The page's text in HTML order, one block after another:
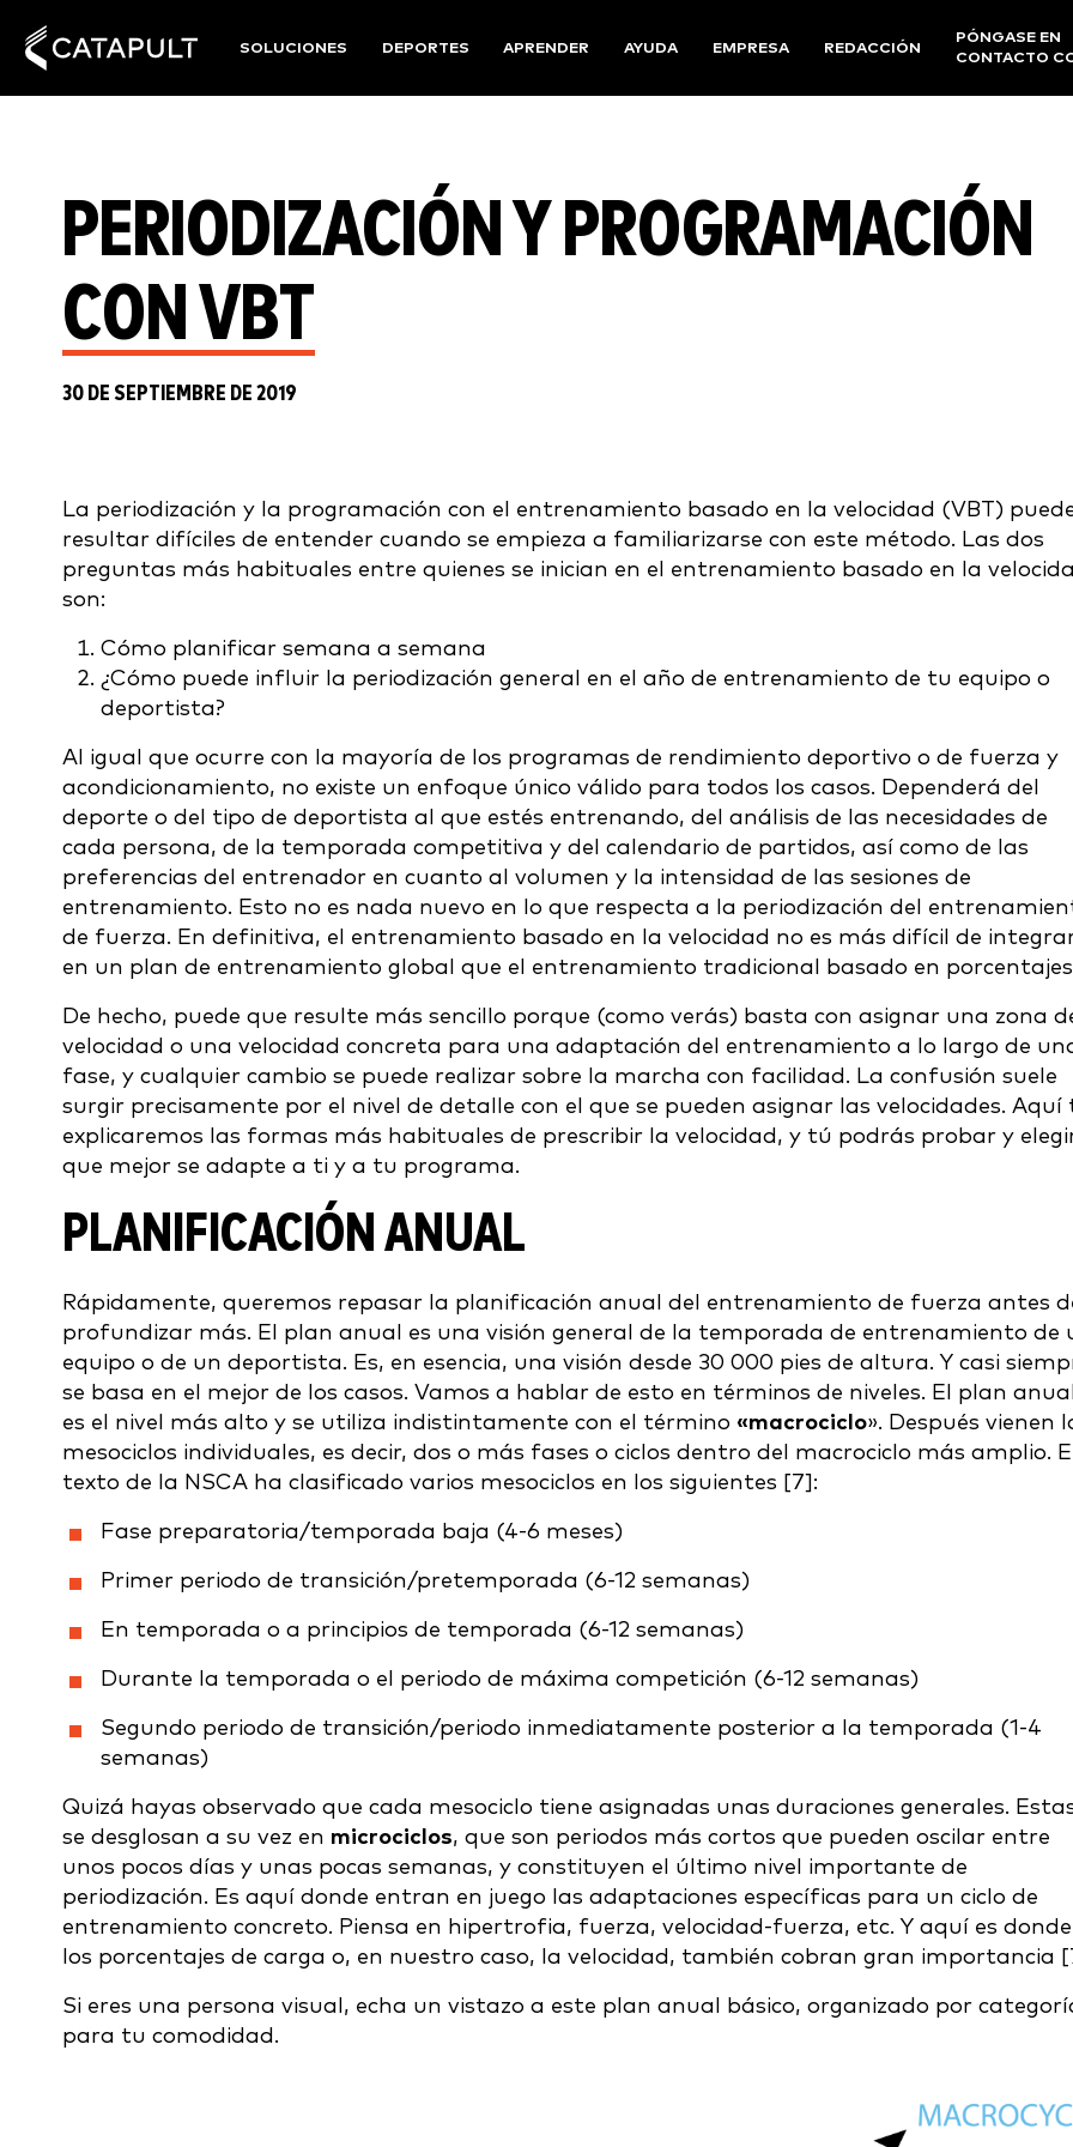
SOLUCIONES DEPORTES APRENDER AYUDA EMPRESA REDACCIÓN
PÓNGASE EN
CONTACTO
PERIODIZACIÓN Y PROGRAMACIÓN
CON VBT
30 DE SEPTIEMBRE DE 2019
La periodización y la programación con el entrenamiento basado en la velocidad (VBT)
resultar difíciles de entender cuando se empieza a familiarizarse con este método. Las dos
preguntas más habituales entre quienes se inician en el entrenamiento basado en la
son:
Cómo planificar semana a semana
¿Cómo puede influir la periodización general en el año de entrenamiento de tu equipo o
deportista?
Al igual que ocurre con la mayoría de los programas de rendimiento deportivo o de fuerza y
acondicionamiento, no existe un enfoque único válido para todos los casos. Dependerá del
deporte o del tipo de deportista al que estés entrenando, del análisis de las necesidades de
cada persona, de la temporada competitiva y del calendario de partidos, así como de las
preferencias del entrenador en cuanto al volumen y la intensidad de las sesiones de
entrenamiento. Esto no es nada nuevo en lo que respecta a la periodización del
de fuerza. En definitiva, el entrenamiento basado en la velocidad no es más difícil de
en un plan de entrenamiento global que el entrenamiento tradicional basado en
De hecho, puede que resulte más sencillo porque (como verás) basta con asignar una zona
velocidad o una velocidad concreta para una adaptación del entrenamiento a lo largo de
fase, y cualquier cambio se puede realizar sobre la marcha con facilidad. La confusión suele
surgir precisamente por el nivel de detalle con el que se pueden asignar las velocidades. Aquí
explicaremos las formas más habituales de prescribir la velocidad, y tú podrás probar y
que mejor se adapte a ti y a tu programa.
PLANIFICACIÓN ANUAL
Rápidamente, queremos repasar la planificación anual del entrenamiento de fuerza antes
profundizar más. El plan anual es una visión general de la temporada de entrenamiento de
equipo o de un deportista. Es, en esencia, una visión desde 30 000 pies de altura. Y casi
se basa en el mejor de los casos. Vamos a hablar de esto en términos de niveles. El plan anual
es el nivel más alto y se utiliza indistintamente con el término «macrociclo». Después vienen
mesociclos individuales, es decir, dos o más fases o ciclos dentro del macrociclo más amplio. El
texto de la NSCA ha clasificado varios mesociclos en los siguientes [7]:
Fase preparatoria/temporada baja (4-6 meses)
Primer periodo de transición/pretemporada (6-12 semanas)
En temporada o a principios de temporada (6-12 semanas)
Durante la temporada o el periodo de máxima competición (6-12 semanas)
Segundo periodo de transición/periodo inmediatamente posterior a la temporada (1-4
semanas)
Quizá hayas observado que cada mesociclo tiene asignadas unas duraciones generales.
se desglosan a su vez en microciclos, que son periodos más cortos que pueden oscilar entre
unos pocos días y unas pocas semanas, y constituyen el último nivel importante de
periodización. Es aquí donde entran en juego las adaptaciones específicas para un ciclo de
entrenamiento concreto. Piensa en hipertrofia, fuerza, velocidad-fuerza, etc. Y aquí es donde
los porcentajes de carga o, en nuestro caso, la velocidad, también cobran gran importancia
Si eres una persona visual, echa un vistazo a este plan anual básico, organizado por
para tu comodidad.